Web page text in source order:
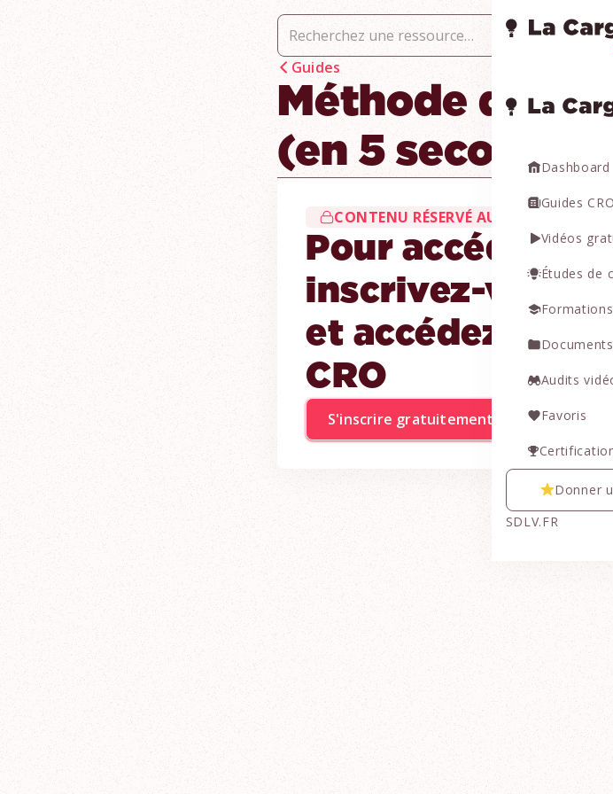
Guides
Méthode de
(en 5 secondes)
CONTENU RÉSERVÉ AUX MEMBRES
Pour accéder
inscrivez-vous
et accédez à
CRO
S'inscrire gratuitement
Dashboard
Guides
Vidéos
Études de
Formations
Documents
Audits
Favoris
Donner
SDLV.FR